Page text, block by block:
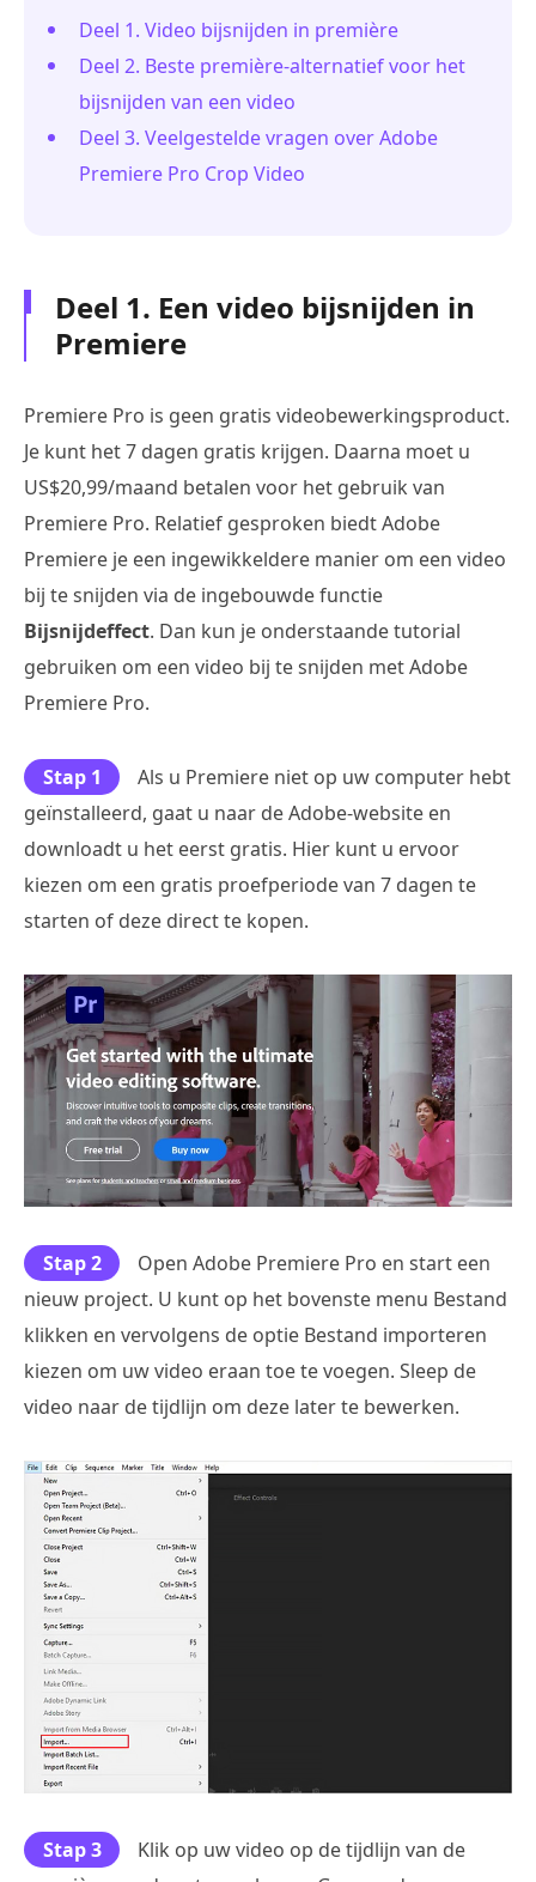
Deel 1. Video bijsnijden in première
Deel 2. Beste première-alternatief voor het
bijsnijden van een video
Deel 3. Veelgestelde vragen over Adobe
Premiere Pro Crop Video
Deel 1. Een video bijsnijden in
Premiere
Premiere Pro is geen gratis videobewerkingsproduct.
Je kunt het 7 dagen gratis krijgen. Daarna moet u
US$20,99/maand betalen voor het gebruik van
Premiere Pro. Relatief gesproken biedt Adobe
Premiere je een ingewikkeldere manier om een video
bij te snijden via de ingebouwde functie
Bijsnijdeffect. Dan kun je onderstaande tutorial
gebruiken om een video bij te snijden met Adobe
Premiere Pro.
Stap 1
Als u Premiere niet op uw computer hebt
geïnstalleerd, gaat u naar de Adobe-website en
downloadt u het eerst gratis. Hier kunt u ervoor
kiezen om een gratis proefperiode van 7 dagen te
starten of deze direct te kopen.
Stap 2
Open Adobe Premiere Pro en start een
nieuw project. U kunt op het bovenste menu Bestand
klikken en vervolgens de optie Bestand importeren
kiezen om uw video eraan toe te voegen. Sleep de
video naar de tijdlijn om deze later te bewerken.
Stap 3
Klik op uw video op de tijdlijn van de